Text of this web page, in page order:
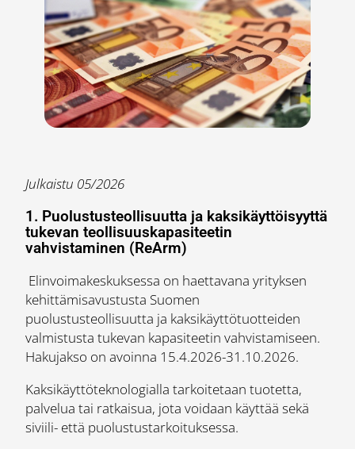
Julkaistu 05/2026
1. Puolustusteollisuutta ja kaksikäyttöisyyttä
tukevan teollisuuskapasiteetin
vahvistaminen (ReArm)
Elinvoimakeskuksessa on haettavana yrityksen
kehittämisavustusta Suomen
puolustusteollisuutta ja kaksikäyttötuotteiden
valmistusta tukevan kapasiteetin vahvistamiseen.
Hakujakso on avoinna 15.4.2026-31.10.2026.
Kaksikäyttöteknologialla tarkoitetaan tuotetta,
palvelua tai ratkaisua, jota voidaan käyttää sekä
siviili- että puolustustarkoituksessa.